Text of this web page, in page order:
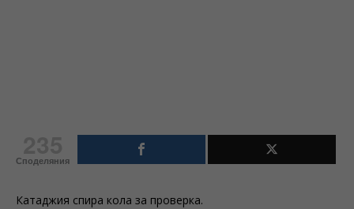
Споделяния
Катаджия спира кола за проверка.